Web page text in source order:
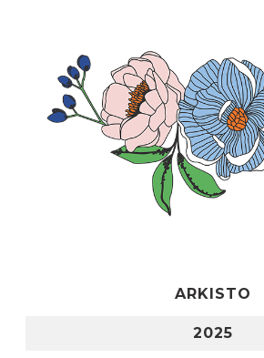
ARKISTO
2025